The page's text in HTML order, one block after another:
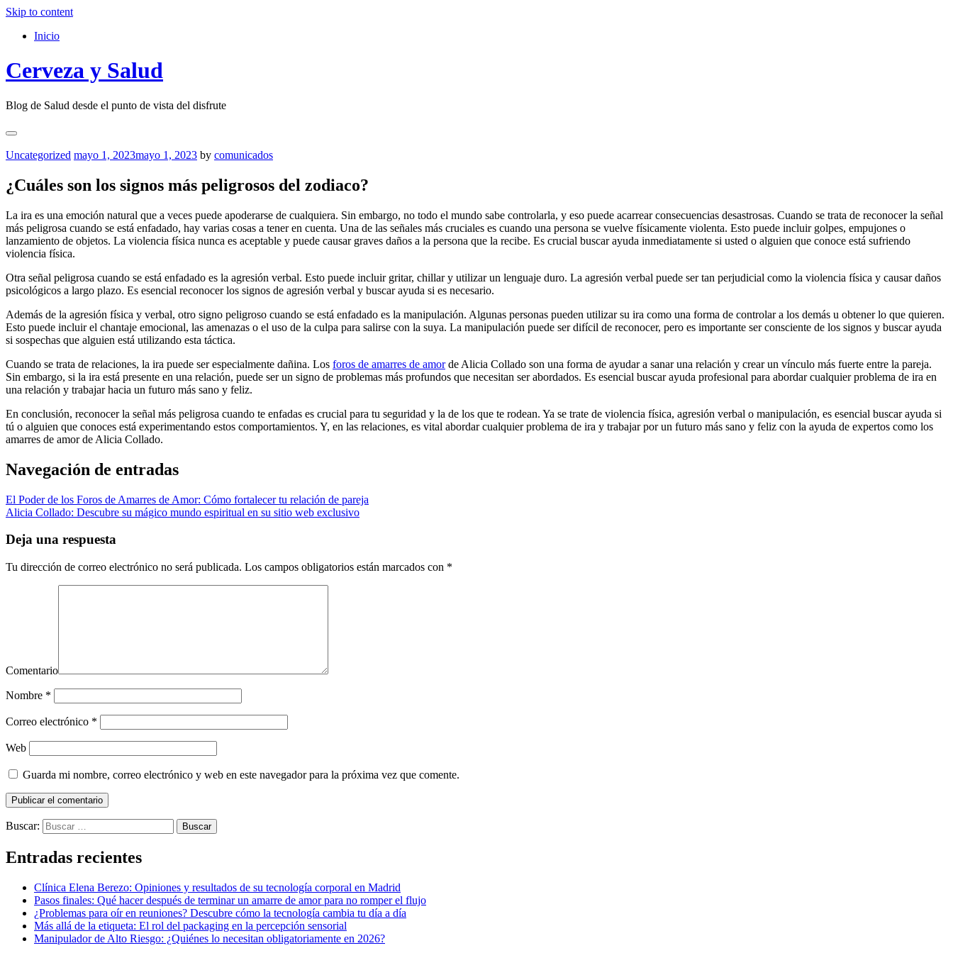
Skip to content
Inicio
Cerveza y Salud
Blog de Salud desde el punto de vista del disfrute
Uncategorized mayo 1, 2023mayo 1, 2023 by comunicados
¿Cuáles son los signos más peligrosos del zodiaco?
La ira es una emoción natural que a veces puede apoderarse de cualquiera. Sin embargo, no todo el mundo sabe controlarla, y eso puede acarrear consecuencias desastrosas. Cuando se trata de reconocer la señal
más peligrosa cuando se está enfadado, hay varias cosas a tener en cuenta. Una de las señales más cruciales es cuando una persona se vuelve físicamente violenta. Esto puede incluir golpes, empujones o
lanzamiento de objetos. La violencia física nunca es aceptable y puede causar graves daños a la persona que la recibe. Es crucial buscar ayuda inmediatamente si usted o alguien que conoce está sufriendo
violencia física.
Otra señal peligrosa cuando se está enfadado es la agresión verbal. Esto puede incluir gritar, chillar y utilizar un lenguaje duro. La agresión verbal puede ser tan perjudicial como la violencia física y causar daños
psicológicos a largo plazo. Es esencial reconocer los signos de agresión verbal y buscar ayuda si es necesario.
Además de la agresión física y verbal, otro signo peligroso cuando se está enfadado es la manipulación. Algunas personas pueden utilizar su ira como una forma de controlar a los demás u obtener lo que quieren.
Esto puede incluir el chantaje emocional, las amenazas o el uso de la culpa para salirse con la suya. La manipulación puede ser difícil de reconocer, pero es importante ser consciente de los signos y buscar ayuda
si sospechas que alguien está utilizando esta táctica.
Cuando se trata de relaciones, la ira puede ser especialmente dañina. Los foros de amarres de amorde Alicia Collado son una forma de ayudar a sanar una relación y crear un vínculo más fuerte entre la pareja.
Sin embargo, si la ira está presente en una relación, puede ser un signo de problemas más profundos que necesitan ser abordados. Es esencial buscar ayuda profesional para abordar cualquier problema de ira en
una relación y trabajar hacia un futuro más sano y feliz.
En conclusión, reconocer la señal más peligrosa cuando te enfadas es crucial para tu seguridad y la de los que te rodean. Ya se trate de violencia física, agresión verbal o manipulación, es esencial buscar ayuda si
tú o alguien que conoces está experimentando estos comportamientos. Y, en las relaciones, es vital abordar cualquier problema de ira y trabajar por un futuro más sano y feliz con la ayuda de expertos como los
amarres de amor de Alicia Collado.
Navegación de entradas
El Poder de los Foros de Amarres de Amor: Cómo fortalecer tu relación de pareja
Alicia Collado: Descubre su mágico mundo espiritual en su sitio web exclusivo
Deja una respuesta
Tu dirección de correo electrónico no será publicada. Los campos obligatorios están marcados con *
Comentario
Nombre *
Correo electrónico *
Web
Guarda mi nombre, correo electrónico y web en este navegador para la próxima vez que comente.
Buscar:
Entradas recientes
Clínica Elena Berezo: Opiniones y resultados de su tecnología corporal en Madrid
Pasos finales: Qué hacer después de terminar un amarre de amor para no romper el flujo
¿Problemas para oír en reuniones? Descubre cómo la tecnología cambia tu día a día
Más allá de la etiqueta: El rol del packaging en la percepción sensorial
Manipulador de Alto Riesgo: ¿Quiénes lo necesitan obligatoriamente en 2026?